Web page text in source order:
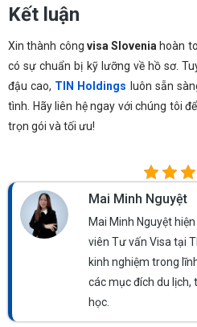
Kết luận
Xin thành công visa Slovenia hoàn
có sự chuẩn bị kỹ lưỡng về hồ sơ.
đậu cao, TIN Holdings luôn sẵn
tình. Hãy liên hệ ngay với chúng tôi
trọn gói và tối ưu!
Mai Minh Nguyệt
Mai Minh Nguyệt
viên Tư vấn Visa tại
kinh nghiệm trong
các mục đích du lịch,
học.